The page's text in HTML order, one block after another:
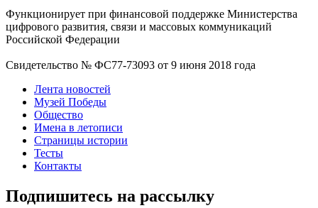
Функционирует при финансовой поддержке Министерства
цифрового развития, связи и массовых коммуникаций
Российской Федерации
Свидетельство № ФС77-73093 от 9 июня 2018 года
Лента новостей
Музей Победы
Общество
Имена в летописи
Страницы истории
Тесты
Контакты
Подпишитесь на рассылку